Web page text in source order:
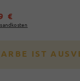
€
IST